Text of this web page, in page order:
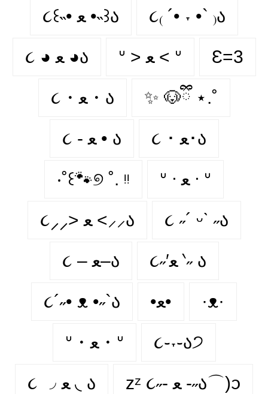
૮꒰˵• ﻌ •˵꒱ა ૮₍ ´• ˕ •` ₎ა
૮ ◕ ﻌ ◕ა ᐡ > ﻌ < ᐡ Ɛ=3
૮・ﻌ・ა ✨ 🐶ྀི ⋆.˚
૮ - ﻌ • ა⁩ ૮ ･ ﻌ･ა
‧˚꒰🐾୭ ˚. ᵎᵎ ᐡ ᐧ ﻌ ᐧ ᐡ
૮⸝⸝> ﻌ <⸝⸝ა ૮ ˶´ ᵕˋ ˶ა
૮ – ﻌ–ა ૮˶′ﻌ ‵˶ ა
૮´˶• ᴥ •˶`ა •ﻌ• ·ᴥ·
ᐡ・ﻌ・ᐡ ૮֊˕֊ა੭
૮ ◞ ﻌ ◟ ა zᶻ ૮˶- ﻌ -˶ა⌒)ᦱ